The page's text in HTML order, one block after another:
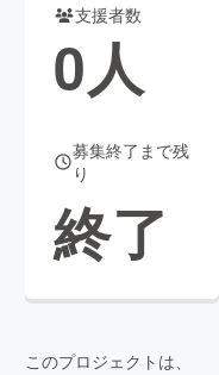
Creation
支援者数
0人
募集終了まで残
り
終了
このプロジェクトは、